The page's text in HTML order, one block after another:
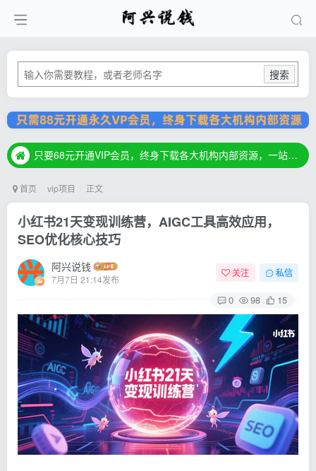
搜索
只要68元开通VIP会员，终身下载各大机构内部资源，一站式草根创业基地，最新最强网赚教程大全，小投入，大回报！
只要68元开通VIP会员，终身下载各大机构内部资源，一站式草根创业基地，最新最强网赚教程大全，小投入，大回报！
首页 vip项目 正文
小红书21天变现训练营，AIGC工具高效应用，
SEO优化核心技巧
阿兴说钱
7月7日 21:14发布
关注 私信
0 98 15